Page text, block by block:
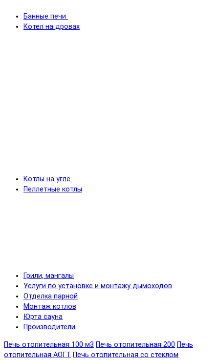
Банные печи
Котел на дровах
Котлы на угле
Пеллетные котлы
Грили, мангалы
Услуги по установке и монтажу дымоходов
Отделка парной
Монтаж котлов
Юрта сауна
Производители
Печь отопительная 100 м3 Печь отопительная 200 Печь
отопительная АОГТ Печь отопительная со стеклом